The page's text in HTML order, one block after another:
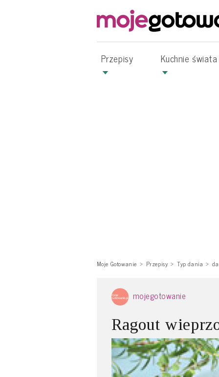
Przepisy Kuchnie świata
Moje Gotowanie Przepisy Typ dania
mojegotowanie
Ragout